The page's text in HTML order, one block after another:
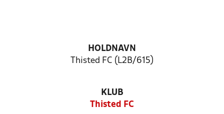
HOLDNAVN
Thisted FC (L2B/615)
KLUB
Thisted FC